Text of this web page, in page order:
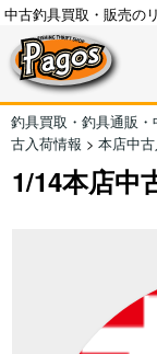
中古釣具買取・販売の
釣具買取・釣具通販
古入荷情報 > 本店中
1/14本店中